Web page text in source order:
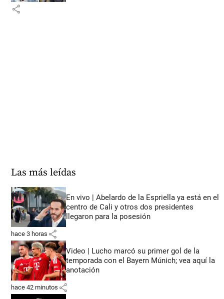
share
Las más leídas
En vivo | Abelardo de la Espriella ya está en el
centro de Cali y otros dos presidentes
llegaron para la posesión
hace 3 horas share
Video | Lucho marcó su primer gol de la
temporada con el Bayern Múnich; vea aquí la
anotación
hace 42 minutos share